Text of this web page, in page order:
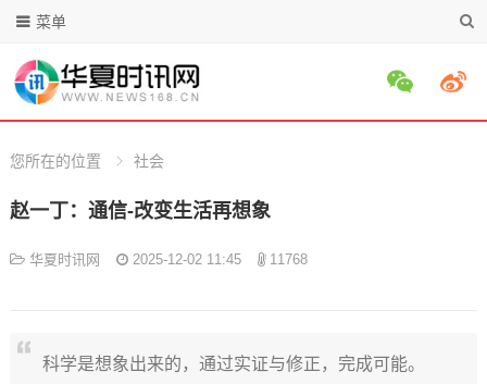
菜单
您所在的位置 社会
赵一丁：通信-改变生活再想象
华夏时讯网 2025-12-02 11:45 11768
科学是想象出来的，通过实证与修正，完成可能。